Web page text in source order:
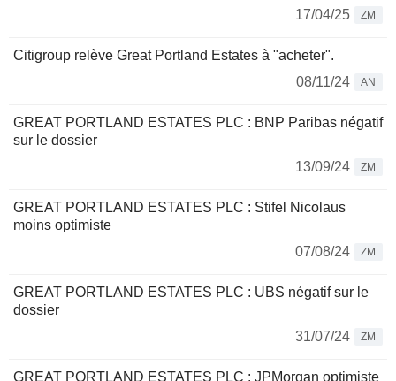
17/04/25
ZM
Citigroup relève Great Portland Estates à "acheter".
08/11/24
AN
GREAT PORTLAND ESTATES PLC : BNP Paribas négatif
sur le dossier
13/09/24
ZM
GREAT PORTLAND ESTATES PLC : Stifel Nicolaus
moins optimiste
07/08/24
ZM
GREAT PORTLAND ESTATES PLC : UBS négatif sur le
dossier
31/07/24
ZM
GREAT PORTLAND ESTATES PLC : JPMorgan optimiste